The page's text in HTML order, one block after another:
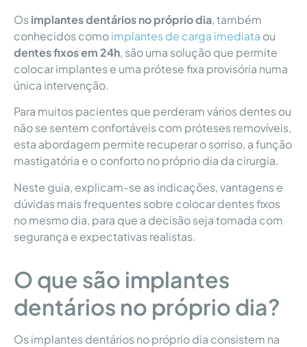
Osimplantes dentários no próprio dia, também
conhecidos comoimplantes de carga imediata ou
dentes fixos em 24h, são uma solução que permite
colocar implantes e uma prótese fixa provisória numa
única intervenção.
Para muitos pacientes que perderam vários dentes ou
não se sentem confortáveis com próteses removíveis,
esta abordagem permite recuperar o sorriso, a função
mastigatória e o conforto no próprio dia da cirurgia.
Neste guia, explicam-se as indicações, vantagens e
dúvidas mais frequentes sobre colocar dentes fixos
no mesmo dia, para que a decisão seja tomada com
segurança e expectativas realistas.
O que são implantes
dentários no próprio dia?
Os implantes dentários no próprio dia consistem na